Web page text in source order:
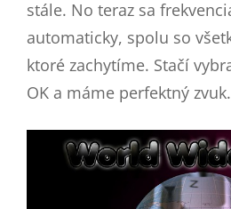
stále. No teraz sa
automaticky, spolu so
ktoré zachytíme. Stačí
OK a máme perfektný zvuk.